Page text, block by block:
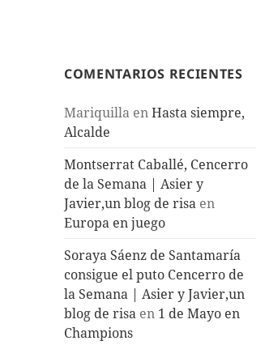
COMENTARIOS RECIENTES
Mariquilla enHasta siempre,
Alcalde
Montserrat Caballé, Cencerro
de la Semana | Asier y
Javier,un blog de risa en
Europa en juego
Soraya Sáenz de Santamaría
consigue el puto Cencerro de
la Semana | Asier y Javier,un
blog de risa en 1 de Mayo en
Champions